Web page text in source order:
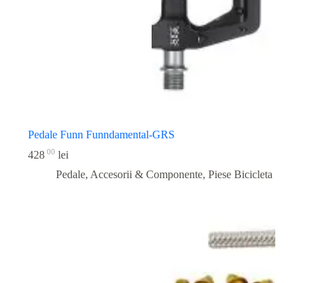
Pedale Funn Funndamental-GRS
428 00 lei
Pedale, Accesorii & Componente, Piese Bicicleta